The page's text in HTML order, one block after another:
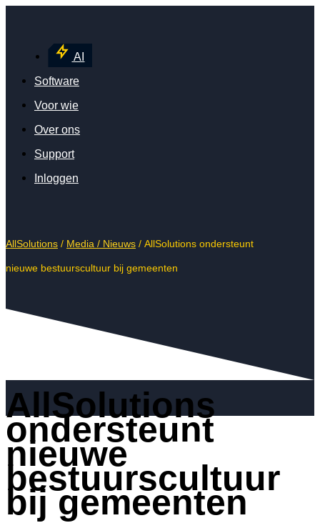
AI
Software
Voor wie
Over ons
Support
Inloggen
AllSolutions / Media / Nieuws / AllSolutions ondersteunt
nieuwe bestuurscultuur bij gemeenten
AllSolutions
ondersteunt
nieuwe
bestuurscultuur
bij gemeenten